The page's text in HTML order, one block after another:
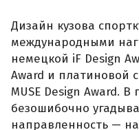
Дизайн кузова
международными
немецкой iF Design
Award и платиновой
MUSE Design Award.
безошибочно
направленность —